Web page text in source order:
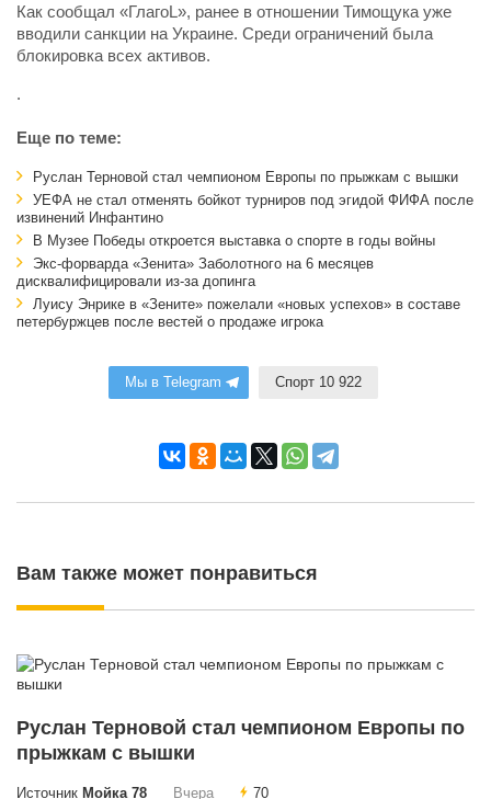
Как сообщал «ГлагоL», ранее в отношении Тимощука уже
вводили санкции на Украине. Среди ограничений была
блокировка всех активов.
.
Еще по теме:
Руслан Терновой стал чемпионом Европы по прыжкам с вышки
УЕФА не стал отменять бойкот турниров под эгидой ФИФА после
извинений Инфантино
В Музее Победы откроется выставка о спорте в годы войны
Экс-форварда «Зенита» Заболотного на 6 месяцев
дисквалифицировали из-за допинга
Луису Энрике в «Зените» пожелали «новых успехов» в составе
петербуржцев после вестей о продаже игрока
Мы в Telegram Спорт 10 922
Вам также может понравиться
Руслан Терновой стал чемпионом Европы по
прыжкам с вышки
Источник Мойка 78 Вчера 70